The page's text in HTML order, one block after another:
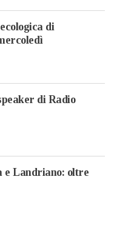
di
di Radio
e Landriano: oltre